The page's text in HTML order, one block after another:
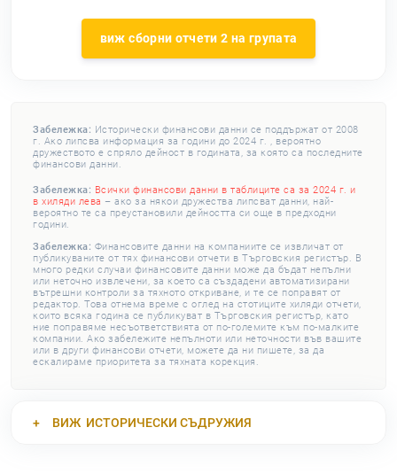
виж сборни отчети 2 на групата
Забележка: Исторически финансови данни се поддържат от 2008
г. Ако липсва информация за години до 2024 г. , вероятно
дружеството е спряло дейност в годината, за която са последните
финансови данни.
Забележка: Всички финансови данни в таблиците са за 2024 г. и
в хиляди лева – ако за някои дружества липсват данни, най-
вероятно те са преустановили дейността си още в предходни
години.
Забележка: Финансовите данни на компаниите се извличат от
публикуваните от тях финансови отчети в Търговския регистър. В
много редки случаи финансовите данни може да бъдат непълни
или неточно извлечени, за което са създадени автоматизирани
вътрешни контроли за тяхното откриване, и те се поправят от
редактор. Това отнема време с оглед на стотиците хиляди отчети,
които всяка година се публикуват в Търговския регистър, като
ние поправяме несъответствията от по-големите към по-малките
компании. Ако забележите непълноти или неточности във вашите
или в други финансови отчети, можете да ни пишете, за да
ескалираме приоритета за тяхната корекция.
ВИЖ ИСТОРИЧЕСКИ СЪДРУЖИЯ